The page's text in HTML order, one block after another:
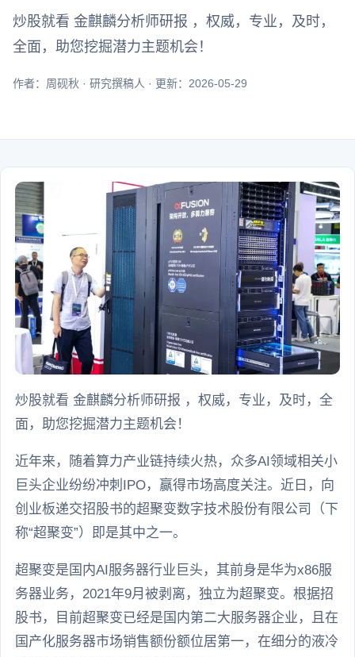
炒股就看 金麒麟分析师研报 ，权威，专业，及时，
全面，助您挖掘潜力主题机会！
作者：周砚秋 · 研究撰稿人 · 更新：2026-05-29
炒股就看 金麒麟分析师研报 ，权威，专业，及时，全
面，助您挖掘潜力主题机会！
近年来，随着算力产业链持续火热，众多AI领域相关小
巨头企业纷纷冲刺IPO，赢得市场高度关注。近日，向
创业板递交招股书的超聚变数字技术股份有限公司（下
称“超聚变”）即是其中之一。
超聚变是国内AI服务器行业巨头，其前身是华为x86服
务器业务，2021年9月被剥离，独立为超聚变。根据招
股书，目前超聚变已经是国内第二大服务器企业，且在
国产化服务器市场销售额份额位居第一，在细分的液冷